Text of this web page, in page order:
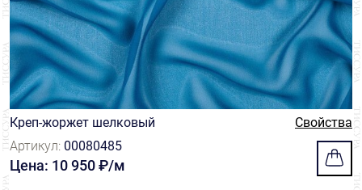
Креп-жоржет шелковый
Свойства
Артикул: 00080485
Цена: 10 950 ₽/м